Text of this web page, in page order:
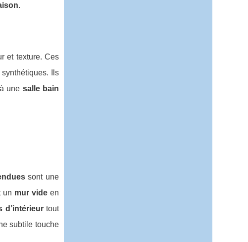
.
et texture. Ces
Ils
une salle bain
sont une
un mur videen
d’intérieurtout
subtile touche